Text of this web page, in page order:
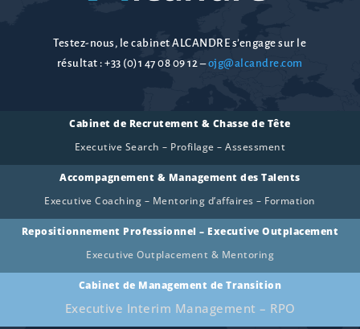
Testez-nous, le cabinet ALCANDRE s’engage sur le
résultat :+33 (0)1 47 08 09 12–ojg@alcandre.com
Cabinet de Recrutement & Chasse de Tête
Executive Search – Profilage – Assessment
Accompagnement & Management des Talents
Executive Coaching – Mentoring d’affaires – Formation
Repositionnement Professionnel – Executive Outplacement
Executive Outplacement & Mentoring
Cabinet de Management de Transition
Executive Interim Management – RPO